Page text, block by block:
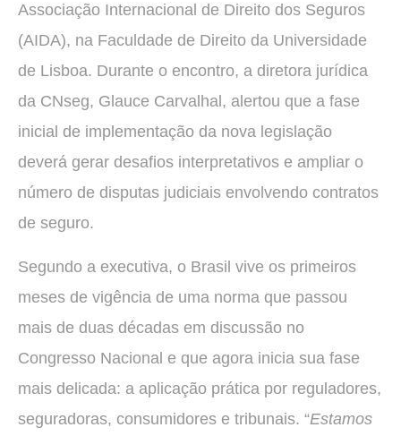
Associação Internacional de Direito dos Seguros
(AIDA), na Faculdade de Direito da Universidade
de Lisboa. Durante o encontro, a diretora jurídica
da CNseg, Glauce Carvalhal, alertou que a fase
inicial de implementação da nova legislação
deverá gerar desafios interpretativos e ampliar o
número de disputas judiciais envolvendo contratos
de seguro.
Segundo a executiva, o Brasil vive os primeiros
meses de vigência de uma norma que passou
mais de duas décadas em discussão no
Congresso Nacional e que agora inicia sua fase
mais delicada: a aplicação prática por reguladores,
seguradoras, consumidores e tribunais. “Estamos